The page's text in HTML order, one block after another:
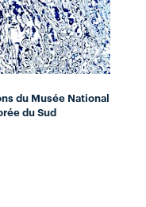
du Musée National
du Sud